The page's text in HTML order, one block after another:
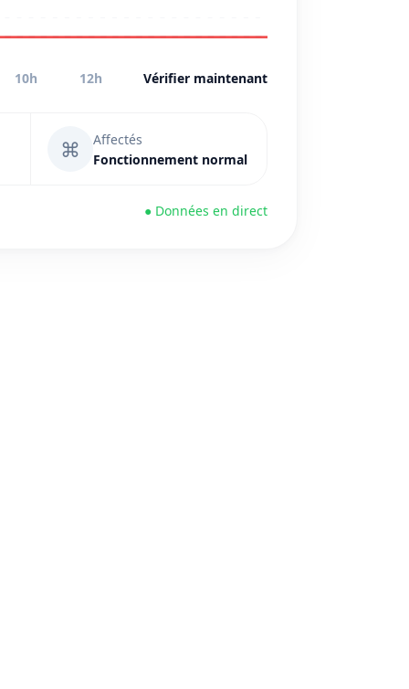
10h 12h Vérifier maintenant
⌘
Affectés
Fonctionnement normal
● Données en direct